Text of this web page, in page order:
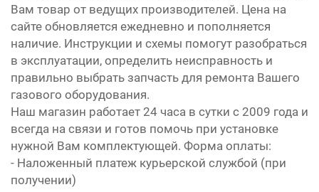
Вам товар от ведущих производителей. Цена на
сайте обновляется ежедневно и пополняется
наличие. Инструкции и схемы помогут разобраться
в эксплуатации, определить неисправность и
правильно выбрать запчасть для ремонта Вашего
газового оборудования.
Наш магазин работает 24 часа в сутки с 2009 года и
всегда на связи и готов помочь при установке
нужной Вам комплектующей. Форма оплаты:
- Наложенный платеж курьерской службой (при
получении)